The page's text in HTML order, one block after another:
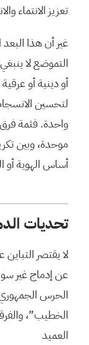
تعزيز الانتماء
غير أن هذا
التموضع لا
أو دينية أو
لتحسين
واحدة. فثمة
موحدة، وبين
أساس الهوية أو
تحديات
لا يقتصر
عن إدماج غير
الحرس
العميد